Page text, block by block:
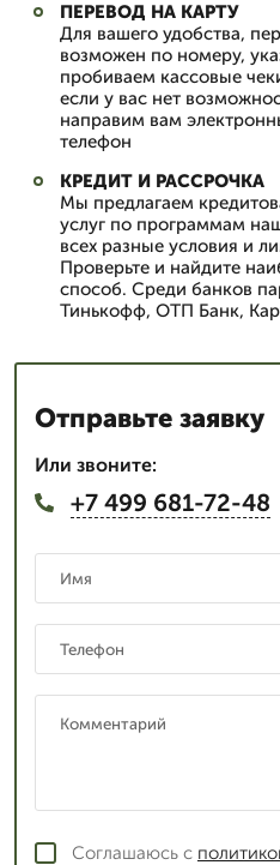
ПЕРЕВОД НА КАРТУ
Для вашего удобства,
возможен по номеру,
пробиваем кассовые
если у вас нет
направим вам
телефон
КРЕДИТ И РАССРОЧКА
Мы предлагаем
услуг по программам
всех разные условия и
Проверьте и найдите
способ. Среди банков
Тинькофф, ОТП Банк,
Отправьте заявку
Или звоните:
+7 499 681-72-48
Соглашаюсь с